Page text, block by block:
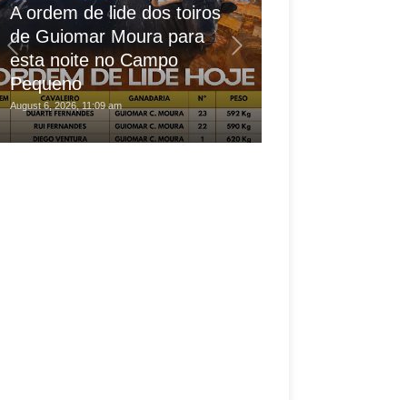
A ordem de lide dos toiros
de Guiomar Moura para
esta noite no Campo
Pequeno
August 6, 2026, 11:09 am